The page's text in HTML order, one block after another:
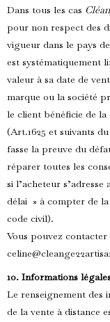
Dans tous les cas
pour non respect des
vigueur dans le pays
est systématiquement
valeur à sa date de
marque ou la société
le client bénéficie de la
(Art.1625 et suivants
fasse la preuve du
réparer toutes les
si l’acheteur
délai » à compter de
code civil).
Vous pouvez
10. Informations
Le renseignement des
de la vente à distance